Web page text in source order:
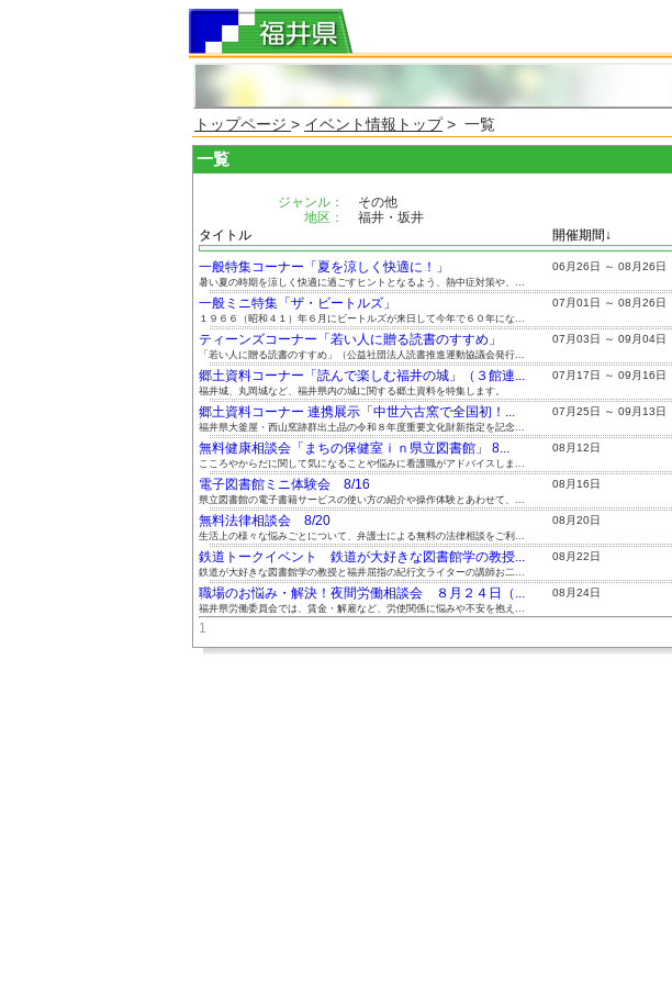
トップページ > イベント情報トップ> 一覧
一覧
ジャンル：
その他
地区：
福井・坂井
タイトル
開催期間↓
一般特集コーナー「夏を涼しく快適に！」 06月26日 ～ 08月26日
暑い夏の時期を涼しく快適に過ごすヒントとなるよう、熱中症対策や、...
一般ミニ特集「ザ・ビートルズ」 07月01日 ～ 08月26日
１９６６（昭和４１）年６月にビートルズが来日して今年で６０年にな...
ティーンズコーナー「若い人に贈る読書のすすめ」 07月03日 ～ 09月04日
「若い人に贈る読書のすすめ」（公益社団法人読書推進運動協議会発行...
郷土資料コーナー「読んで楽しむ福井の城」（３館連... 07月17日 ～ 09月16日
福井城、丸岡城など、福井県内の城に関する郷土資料を特集します。
郷土資料コーナー 連携展示「中世六古窯で全国初！... 07月25日 ～ 09月13日
福井県大釜屋・西山窯跡群出土品の令和８年度重要文化財新指定を記念...
無料健康相談会「まちの保健室ｉｎ県立図書館」 8... 08月12日
こころやからだに関して気になることや悩みに看護職がアドバイスしま...
電子図書館ミニ体験会 8/16 08月16日
県立図書館の電子書籍サービスの使い方の紹介や操作体験とあわせて、...
無料法律相談会 8/20 08月20日
生活上の様々な悩みごとについて、弁護士による無料の法律相談をご利...
鉄道トークイベント 鉄道が大好きな図書館学の教授... 08月22日
鉄道が大好きな図書館学の教授と福井屈指の紀行文ライターの講師お二...
職場のお悩み・解決！夜間労働相談会 ８月２４日（... 08月24日
福井県労働委員会では、賃金・解雇など、労使関係に悩みや不安を抱え...
1